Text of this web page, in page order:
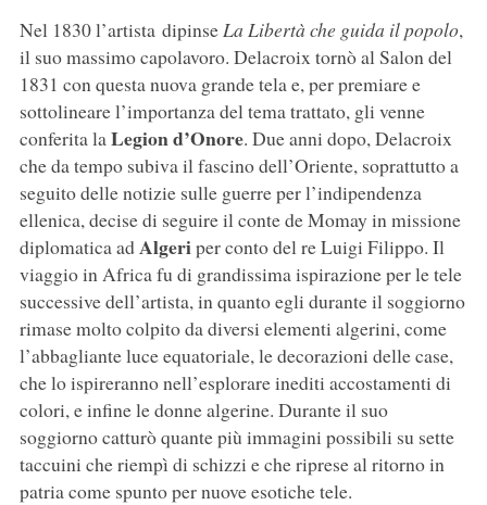
Nel 1830 l’artista dipinseLa Libertà che guida il popolo,
il suo massimo capolavoro. Delacroix tornò al Salon del
1831 con questa nuova grande tela e, per premiare e
sottolineare l’importanza del tema trattato, gli venne
conferita la Legion d’Onore. Due anni dopo, Delacroix
che da tempo subiva il fascino dell’Oriente, soprattutto a
seguito delle notizie sulle guerre per l’indipendenza
ellenica, decise di seguire il conte de Momay in missione
diplomatica adAlgeriper conto del re Luigi Filippo. Il
viaggio in Africa fu di grandissima ispirazione per le tele
successive dell’artista, in quanto egli durante il soggiorno
rimase molto colpito da diversi elementi algerini, come
l’abbagliante luce equatoriale, le decorazioni delle case,
che lo ispireranno nell’esplorare inediti accostamenti di
colori, e infine le donne algerine. Durante il suo
soggiorno catturò quante più immagini possibili su sette
taccuini che riempì di schizzi e che riprese al ritorno in
patria come spunto per nuove esotiche tele.